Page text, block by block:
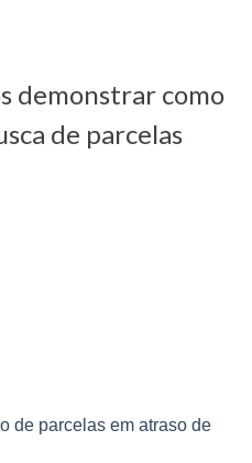
demonstrar como
de parcelas
de parcelas em atraso de